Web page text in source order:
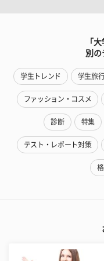
「
別の
学生トレンド 学生旅
ファッション・コスメ
診断 特集
テスト・レポート対策